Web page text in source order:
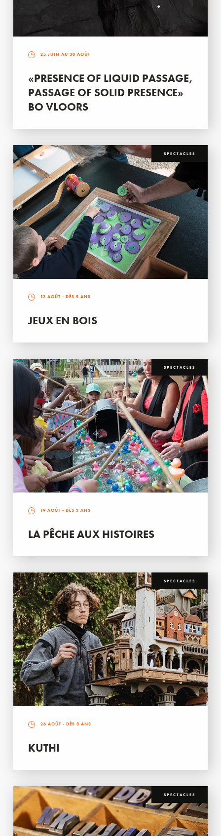
25 JUIN AU 30 AOÛT
«PRESENCE OF LIQUID PASSAGE,
PASSAGE OF SOLID PRESENCE»
BO VLOORS
SPECTACLES
12 AOÛT - DÈS 5 ANS
JEUX EN BOIS
SPECTACLES
19 AOÛT - DÈS 3 ANS
LA PÊCHE AUX HISTOIRES
SPECTACLES
26 AOÛT - DÈS 3 ANS
KUTHI
SPECTACLES